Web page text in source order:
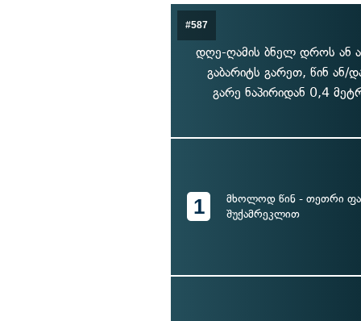
#587
დღე-ღამის ბნელ დროს ან
გაბარიტს გარეთ, წინ ან/
გარე ნაპირიდან 0,4
1
მხოლოდ წინ - თეთრი
შუქამრეკლით